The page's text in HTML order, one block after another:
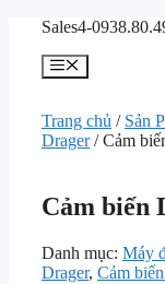
Chuyển
dung
Sales4-
Menu
Trang chủ / Sản
Drager/ Cảm
Cảm biến
Danh mục: Máy
Drager, Cảm